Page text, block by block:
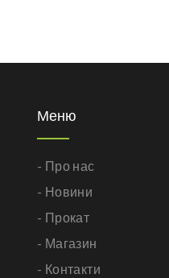
Меню
- Про нас
- Новини
- Прокат
- Магазин
- Контакти